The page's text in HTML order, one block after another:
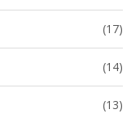
(17)
(14)
(13)